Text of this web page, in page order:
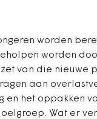
worden
worden
van die nieuwe
aan
en het oppakken
Wat er